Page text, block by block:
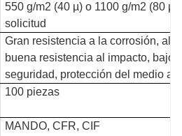
550 g/m2 (40 µ) o 1100 g/m2 (80
solicitud
Gran resistencia a la corrosión,
buena resistencia al impacto, bajo
seguridad, protección del medio
100 piezas
MANDO, CFR, CIF